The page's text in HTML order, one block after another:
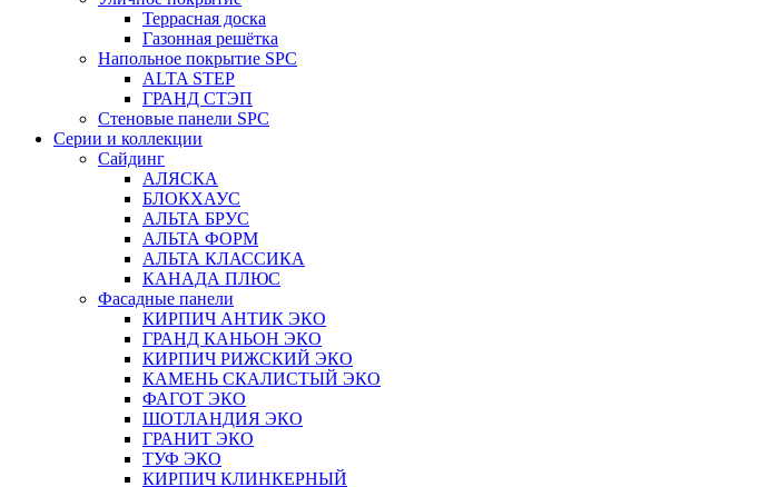
Террасная доска
Газонная решётка
Напольное покрытие SPC
ALTA STEP
ГРАНД СТЭП
Стеновые панели SPC
Серии и коллекции
Сайдинг
АЛЯСКА
БЛОКХАУС
АЛЬТА БРУС
АЛЬТА ФОРМ
АЛЬТА КЛАССИКА
КАНАДА ПЛЮС
Фасадные панели
КИРПИЧ АНТИК ЭКО
ГРАНД КАНЬОН ЭКО
КИРПИЧ РИЖСКИЙ ЭКО
КАМЕНЬ СКАЛИСТЫЙ ЭКО
ФАГОТ ЭКО
ШОТЛАНДИЯ ЭКО
ГРАНИТ ЭКО
ТУФ ЭКО
КИРПИЧ КЛИНКЕРНЫЙ